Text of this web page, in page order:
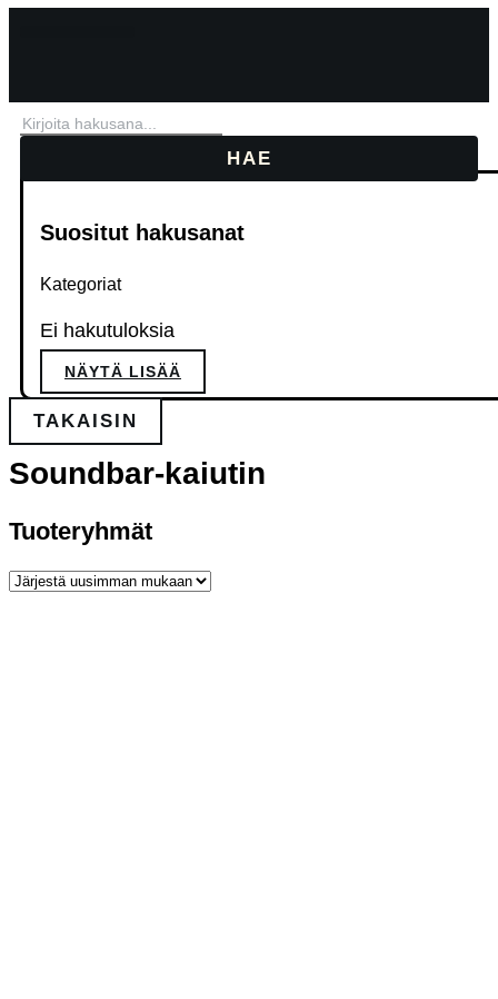
HAE
Suositut hakusanat
Kategoriat
Ei hakutuloksia
NÄYTÄ LISÄÄ
TAKAISIN
Soundbar-kaiutin
Tuoteryhmät